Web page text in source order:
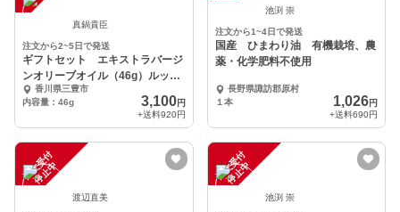
真鍋貴臣
注文から2~5日で発送
ギフトセット エキストラバージ
ンオリーブオイル（46g）ルッカ
種とチーズスプレッ
香川県三豊市
内容量：46g
3,100円
+送料920円
池渕 崇
注文から1~4日で発送
国産 ひまわり油 有機栽培、農
薬・化学肥料不使用
長野県諏訪郡原村
１本
1,026円
+送料690円
注
文
受
付
停
止
中
渡辺直美
注
文
受
付
停
止
中
池渕 崇